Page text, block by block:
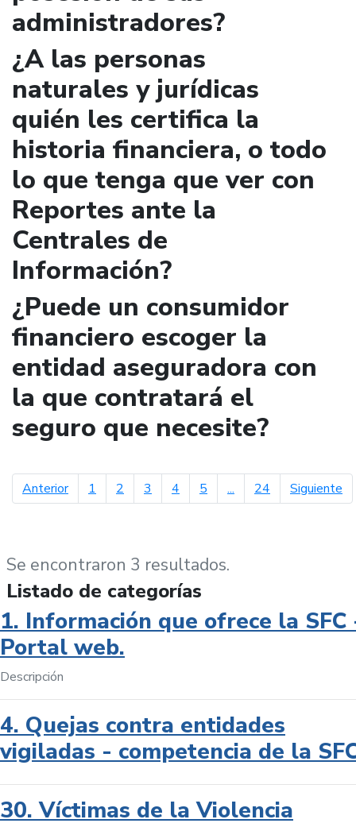
administradores?
¿A las personas
naturales y jurídicas
quién les certifica la
historia financiera, o todo
lo que tenga que ver con
Reportes ante la
Centrales de
Información?
¿Puede un consumidor
financiero escoger la
entidad aseguradora con
la que contratará el
seguro que necesite?
Anteriorpágina anterior
1 2 3 4 5 ... 24 Siguiente
Se encontraron 3 resultados.
Listado de categorías
1. Información que ofrece la SFC
Portal web.
Descripción
4. Quejas contra entidades
vigiladas - competencia de la
30. Víctimas de la Violencia